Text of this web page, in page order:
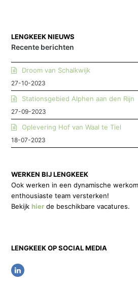
LENGKEEK NIEUWS
Recente berichten
Droom van Schalkwijk
27-10-2023
Stationsgebied Alphen aan den Rijn
27-09-2023
Oplevering Hof van Waal te Tiel
18-07-2023
WERKEN BIJ LENGKEEK
Ook werken in een dynamische
enthousiaste team versterken!
Bekijkhier de beschikbare vacatures.
LENGKEEK OP SOCIAL MEDIA
L